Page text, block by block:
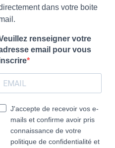
dans votre boite
renseigner votre
email pour vous
J'accepte de recevoir vos e-
mails et confirme avoir pris
connaissance de votre
politique de confidentialité et